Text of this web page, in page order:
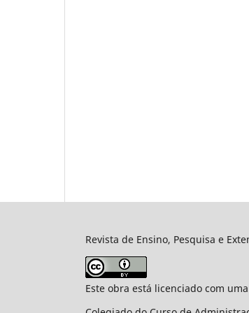
Revista de Ensino, Pesquisa e
Este obra está licenciado com